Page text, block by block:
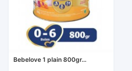
Bebelove 1 plain 800gr...